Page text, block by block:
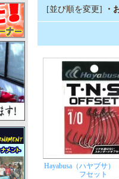
[並び順を変更] ・
Hayabusa（ハヤブサ
フセット